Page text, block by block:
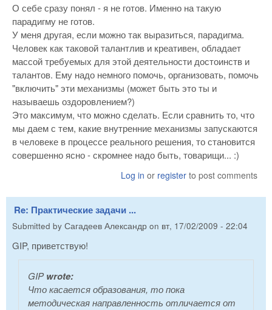
О себе сразу понял - я не готов. Именно на такую
парадигму не готов.
У меня другая, если можно так выразиться, парадигма.
Человек как таковой талантлив и креативен, обладает
массой требуемых для этой деятельности достоинств и
талантов. Ему надо немного помочь, организовать, помочь
"включить" эти механизмы (может быть это ты и
называешь оздоровлением?)
Это максимум, что можно сделать. Если сравнить то, что
мы даем с тем, какие внутренние механизмы запускаются
в человеке в процессе реального решения, то становится
совершенно ясно - скромнее надо быть, товарищи... :)
Log in or register to post comments
Re: Практические задачи ...
Submitted by Сагадеев Александр on вт, 17/02/2009 - 22:04
GIP, приветствую!
GIPwrote:
Что касается образования, то пока
методическая направленность отличается от